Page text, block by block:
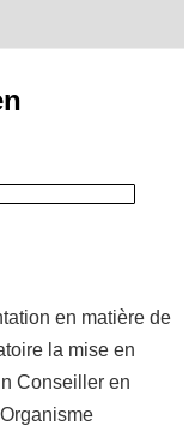
en matière de
la mise en
Conseiller en